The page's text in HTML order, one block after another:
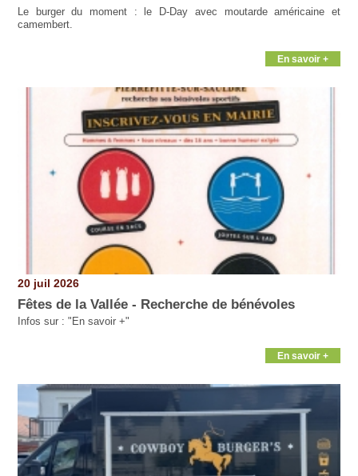
Le burger du moment : le D-Day avec moutarde américaine et
camembert.
En savoir +
20 juil 2026
Fêtes de la Vallée - Recherche de bénévoles
Infos sur : "En savoir +"
En savoir +